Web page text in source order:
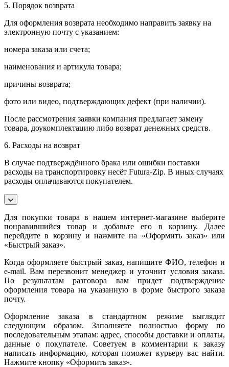
5. Порядок возврата
Для оформления возврата необходимо направить заявку на
электронную почту с указанием:
номера заказа или счета;
наименования и артикула товара;
причины возврата;
фото или видео, подтверждающих дефект (при наличии).
После рассмотрения заявки компания предлагает замену
товара, доукомплектацию либо возврат денежных средств.
6. Расходы на возврат
В случае подтверждённого брака или ошибки поставки
расходы на транспортировку несёт Futura-Zip. В иных случаях
расходы оплачиваются покупателем.
Для покупки товара в нашем интернет-магазине выберите
понравившийся товар и добавьте его в корзину. Далее
перейдите в корзину и нажмите на «Оформить заказ» или
«Быстрый заказ».
Когда оформляете быстрый заказ, напишите ФИО, телефон и
e-mail. Вам перезвонит менеджер и уточнит условия заказа.
По результатам разговора вам придет подтверждение
оформления товара на указанную в форме быстрого заказа
почту.
Оформление заказа в стандартном режиме выглядит
следующим образом. Заполняете полностью форму по
последовательным этапам: адрес, способы доставки и оплаты,
данные о покупателе. Советуем в комментарии к заказу
написать информацию, которая поможет курьеру вас найти.
Нажмите кнопку «Оформить заказ».